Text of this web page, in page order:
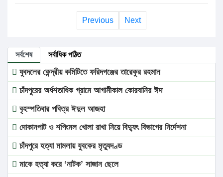
Previous Next
সর্বশেষ সর্বাধিক পঠিত
যুবদলের কেন্দ্রীয় কমিটিতে ফরিদগঞ্জের তারেকুর রহমান
চাঁদপুরের অর্ধশতাধিক গ্রামে আগামীকাল কোরবানির ঈদ
বৃহস্পতিবার পবিত্র ঈদুল আজহা
দোকানপাট ও শপিংমল খোলা রাখা নিয়ে বিদ্যুৎ বিভাগের নির্দেশনা
চাঁদপুরে হত্যা মামলায় যুবকের মৃত্যুদণ্ড
মাকে হত্যা করে ‘নাটক’ সাজান ছেলে